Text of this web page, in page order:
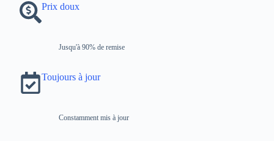
Prix ​​doux
Jusqu'à 90% de remise
Toujours à jour
Constamment mis à jour